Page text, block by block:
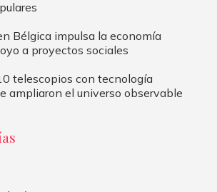
Bélgica impulsa la economía
a proyectos sociales
telescopios con tecnología
ampliaron el universo observable